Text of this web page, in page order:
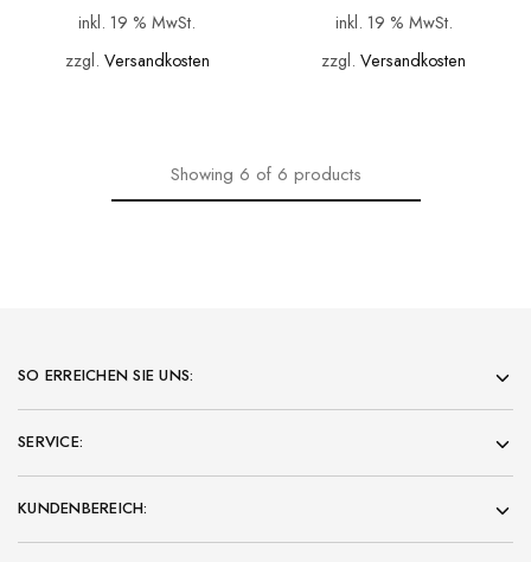
inkl. 19 % MwSt.
zzgl. Versandkosten
inkl. 19 % MwSt.
zzgl.Versandkosten
Showing 6 of 6 products
SO ERREICHEN SIE UNS:
SERVICE:
KUNDENBEREICH: